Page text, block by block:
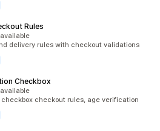
Rules
103
delivery rules with checkout validations
Checkbox
178
checkout rules, age verification